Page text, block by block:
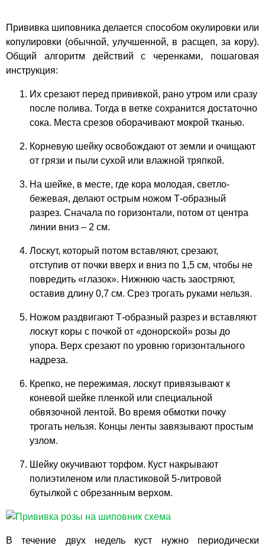
Прививка шиповника делается способом окулировки или
копулировки (обычной, улучшенной, в расщеп, за кору).
Общий алгоритм действий с черенками, пошаговая
инструкция:
Их срезают перед прививкой, рано утром или сразу
после полива. Тогда в ветке сохранится достаточно
сока. Места срезов оборачивают мокрой тканью.
Корневую шейку освобождают от земли и очищают
от грязи и пыли сухой или влажной тряпкой.
На шейке, в месте, где кора молодая, светло-
бежевая, делают острым ножом Т-образный
разрез. Сначала по горизонтали, потом от центра
линии вниз – 2 см.
Лоскут, который потом вставляют, срезают,
отступив от почки вверх и вниз по 1,5 см, чтобы не
повредить «глазок». Нижнюю часть заостряют,
оставив длину 0,7 см. Срез трогать руками нельзя.
Ножом раздвигают Т-образный разрез и вставляют
лоскут коры с почкой от «донорской» розы до
упора. Верх срезают по уровню горизонтального
надреза.
Крепко, не пережимая, лоскут привязывают к
коневой шейке пленкой или специальной
обвязочной лентой. Во время обмотки почку
трогать нельзя. Концы ленты завязывают простым
узлом.
Шейку окучивают торфом. Куст накрывают
полиэтиленом или пластиковой 5-литровой
бутылкой с обрезанным верхом.
В течение двух недель куст нужно периодически